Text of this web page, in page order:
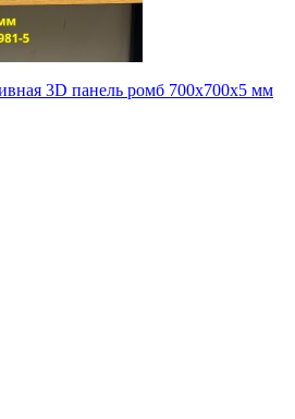
3D панель ромб 700x700x5 мм